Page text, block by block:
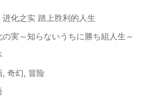
进化之实 踏上胜利的人生
の実～知らないうちに勝ち組人生～
, 奇幻, 冒险